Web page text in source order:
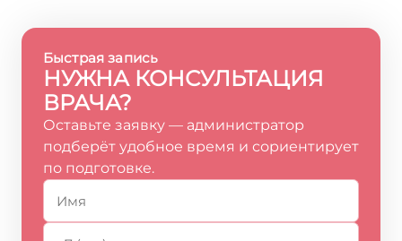
Быстрая запись
НУЖНА КОНСУЛЬТАЦИЯ
ВРАЧА?
Оставьте заявку — администратор
подберёт удобное время и сориентирует
по подготовке.